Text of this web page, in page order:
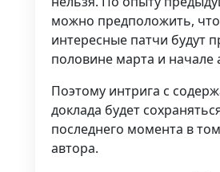
можно предположить,
интересные патчи будут
половине марта и начале
Поэтому интрига с
доклада будет
последнего момента в
автора.